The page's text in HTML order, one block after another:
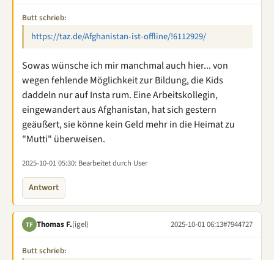
Butt schrieb:
https://taz.de/Afghanistan-ist-offline/!6112929/
Sowas wünsche ich mir manchmal auch hier... von
wegen fehlende Möglichkeit zur Bildung, die Kids
daddeln nur auf Insta rum. Eine Arbeitskollegin,
eingewandert aus Afghanistan, hat sich gestern
geäußert, sie könne kein Geld mehr in die Heimat zu
"Mutti" überweisen.
2025-10-01 05:30: Bearbeitet durch User
Antwort
TF Thomas F.(igel) 2025-10-01 06:13#7944727
Butt schrieb: